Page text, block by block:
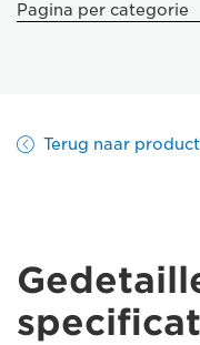
Pagina per categorie
Terug naar